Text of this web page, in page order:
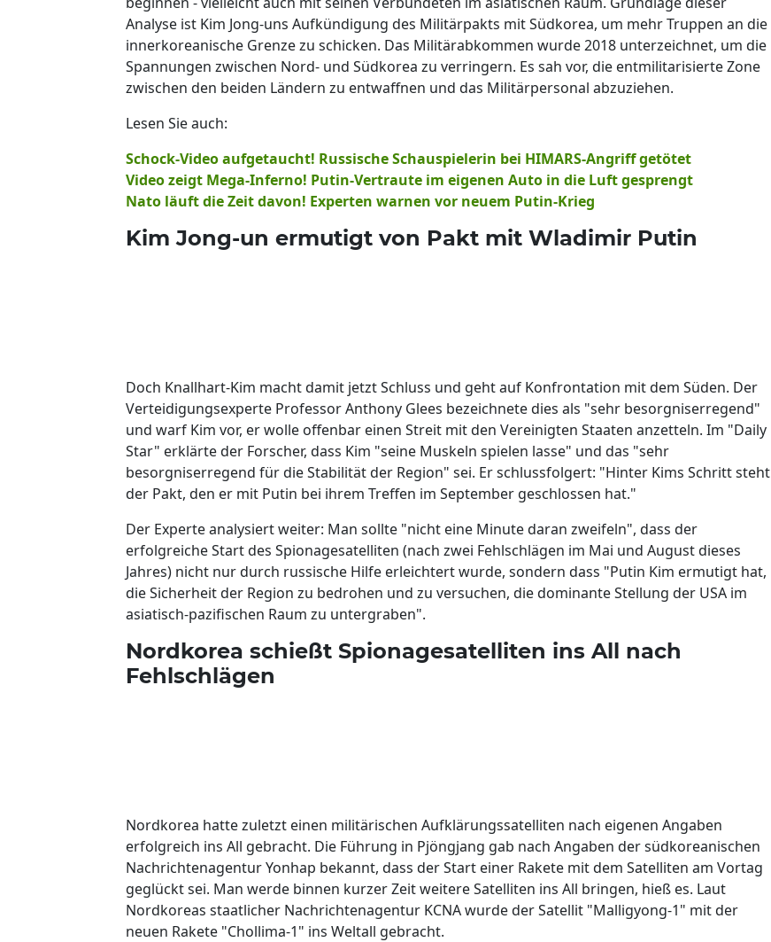
Analyse ist Kim Jong-uns Aufkündigung des Militärpakts mit Südkorea, um mehr Truppen an die
innerkoreanische Grenze zu schicken. Das Militärabkommen wurde 2018 unterzeichnet, um die
Spannungen zwischen Nord- und Südkorea zu verringern. Es sah vor, die entmilitarisierte Zone
zwischen den beiden Ländern zu entwaffnen und das Militärpersonal abzuziehen.
Lesen Sie auch:
Schock-Video aufgetaucht! Russische Schauspielerin bei HIMARS-Angriff getötet
Video zeigt Mega-Inferno! Putin-Vertraute im eigenen Auto in die Luft gesprengt
Nato läuft die Zeit davon! Experten warnen vor neuem Putin-Krieg
Kim Jong-un ermutigt von Pakt mit Wladimir Putin
Doch Knallhart-Kim macht damit jetzt Schluss und geht auf Konfrontation mit dem Süden. Der
Verteidigungsexperte Professor Anthony Glees bezeichnete dies als "sehr besorgniserregend"
und warf Kim vor, er wolle offenbar einen Streit mit den Vereinigten Staaten anzetteln. Im "Daily
Star" erklärte der Forscher, dass Kim "seine Muskeln spielen lasse" und das "sehr
besorgniserregend für die Stabilität der Region" sei. Er schlussfolgert: "Hinter Kims Schritt steht
der Pakt, den er mit Putin bei ihrem Treffen im September geschlossen hat."
Der Experte analysiert weiter: Man sollte "nicht eine Minute daran zweifeln", dass der
erfolgreiche Start des Spionagesatelliten (nach zwei Fehlschlägen im Mai und August dieses
Jahres) nicht nur durch russische Hilfe erleichtert wurde, sondern dass "Putin Kim ermutigt hat,
die Sicherheit der Region zu bedrohen und zu versuchen, die dominante Stellung der USA im
asiatisch-pazifischen Raum zu untergraben".
Nordkorea schießt Spionagesatelliten ins All nach
Fehlschlägen
Nordkorea hatte zuletzt einen militärischen Aufklärungssatelliten nach eigenen Angaben
erfolgreich ins All gebracht. Die Führung in Pjöngjang gab nach Angaben der südkoreanischen
Nachrichtenagentur Yonhap bekannt, dass der Start einer Rakete mit dem Satelliten am Vortag
geglückt sei. Man werde binnen kurzer Zeit weitere Satelliten ins All bringen, hieß es. Laut
Nordkoreas staatlicher Nachrichtenagentur KCNA wurde der Satellit "Malligyong-1" mit der
neuen Rakete "Chollima-1" ins Weltall gebracht.